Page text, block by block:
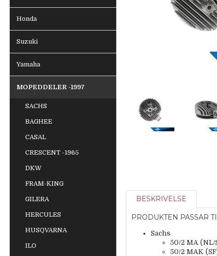
Honda
Suzuki
Yamaha
MOPEDDELER -1997
SACHS
BAGHEE
CASAL
CRESCENT -1965
DKW
FRAM-KING
GILERA
HERCULES
HUSQVARNA
ILO
BESKRIVELSE
PRODUKTEN PASSAR
Sachs
50/2 MA (NL/
50/2 MAK